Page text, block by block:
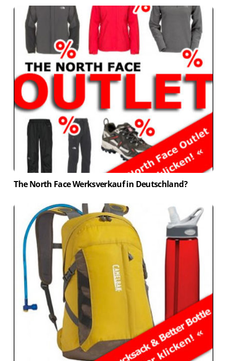
The North Face Werksverkauf in Deutschland?